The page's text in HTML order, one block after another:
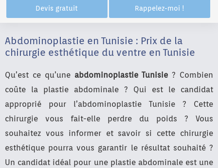
Devis gratuit Rappelez-moi !
Abdominoplastie en Tunisie : Prix de la
chirurgie esthétique du ventre en Tunisie
Qu’est ce qu’une abdominoplastie Tunisie ? Combien
coûte la plastie abdominale ? Qui est le candidat
approprié pour l’abdominoplastie Tunisie ? Cette
chirurgie vous fait-elle perdre du poids ? Vous
souhaitez vous informer et savoir si cette chirurgie
esthétique pourra vous garantir le résultat souhaité ?
Un candidat idéal pour une plastie abdominale est une